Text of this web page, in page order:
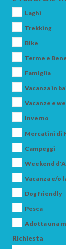
Laghi
Trekking
Bike
Terme e
Famiglia
Vacanza in
Vacanze e
Inverno
Mercatini di
Campeggi
Weekend
Vacanza e/o
Dog friendly
Pesca
Adotta una
Richiesta